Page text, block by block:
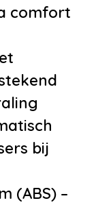
comfort
bij
(ABS) –